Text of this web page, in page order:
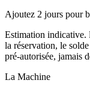
Ajoutez 2 jours pour
Estimation indicative.
la réservation, le
pré-autorisée, jamais
La Machine